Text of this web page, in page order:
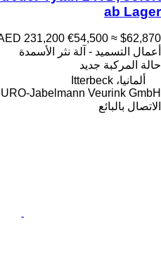
ab Lager
231,200 €54,500 ≈ $62,870
أعمال التسميد - آلة نثر الأسمدة
حالة المركبة جديد
ألمانيا، Itterbeck
Jabelmann Veurink GmbH
الاتصال بالبائع